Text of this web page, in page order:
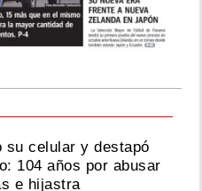
su celular y destapó
104 años por abusar
e hijastra